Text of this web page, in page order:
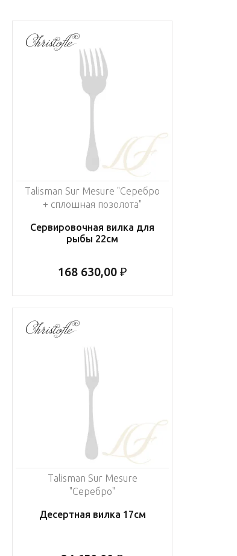
Talisman Sur Mesure "Серебро
+ сплошная позолота"
Сервировочная вилка для
рыбы 22см
168 630,00 ₽
Talisman Sur Mesure
"Серебро"
Десертная вилка 17см